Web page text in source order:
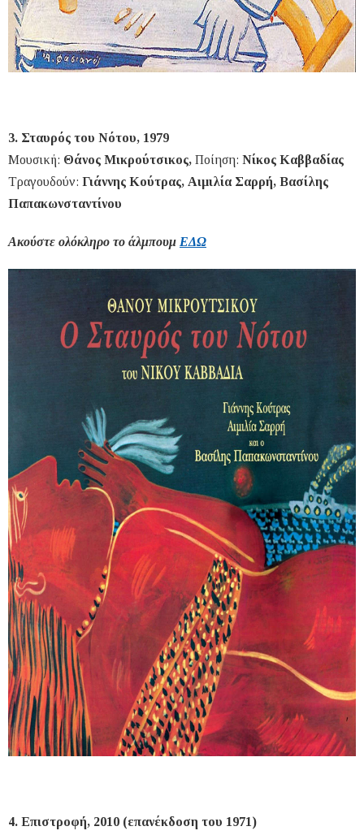
3. Σταυρός του Νότου, 1979
Μουσική: Θάνος Μικρούτσικος, Ποίηση: Νίκος Καββαδίας
Τραγουδούν: Γιάννης Κούτρας, Αιμιλία Σαρρή, Βασίλης
Παπακωνσταντίνου
Ακούστε ολόκληρο το άλμπουμ ΕΔΩ
4. Επιστροφή, 2010 (επανέκδοση του 1971)